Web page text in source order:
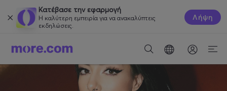
Κατέβασε την εφαρμογή
Η καλύτερη εμπειρία για να ανακαλύπτεις
εκδηλώσεις.
Λήψη